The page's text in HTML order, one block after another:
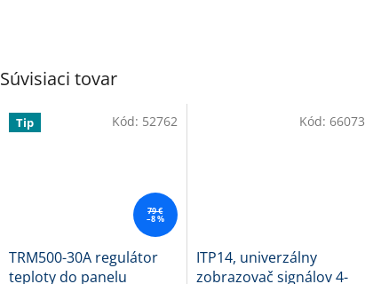
Súvisiaci tovar
Tip
79 €
–8 %
TRM500-30A regulátor
teploty do panelu
Kód: 52762
ITP14, univerzálny
zobrazovač signálov 4-
Kód: 66073